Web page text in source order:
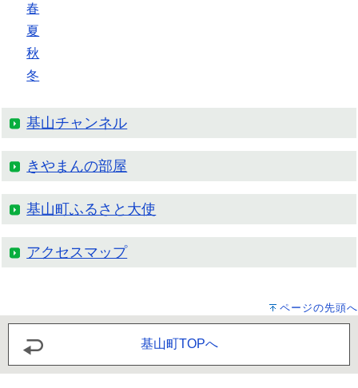
春
夏
秋
冬
基山チャンネル
きやまんの部屋
基山町ふるさと大使
アクセスマップ
ページの先頭へ
基山町TOPへ